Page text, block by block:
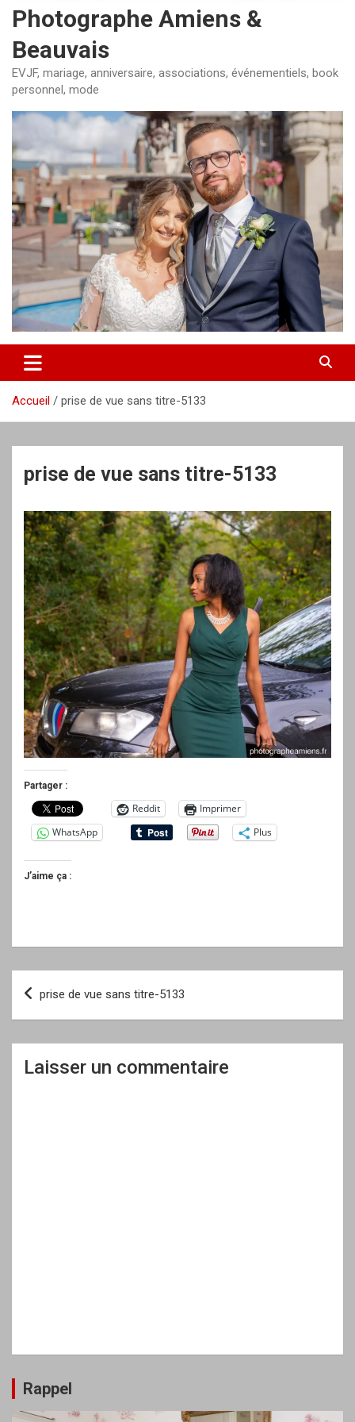
Photographe Amiens &
Beauvais
EVJF, mariage, anniversaire, associations, événementiels, book
personnel, mode
Accueil prise de vue sans titre-5133
prise de vue sans titre-5133
Partager :
Reddit
Imprimer
WhatsApp
Plus
J’aime ça :
Navigation
prise de vue sans titre-5133
Laisser un commentaire
Rappel